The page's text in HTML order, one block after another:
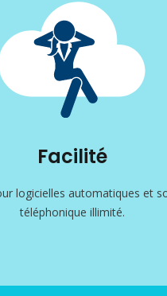
Facilité
logicielles automatiques et
téléphonique illimité.